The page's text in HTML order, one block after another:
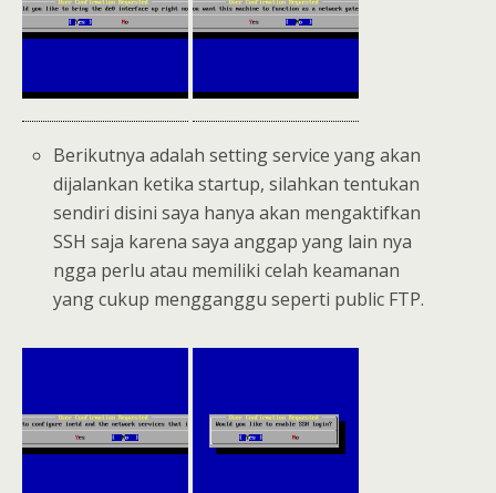
Berikutnya adalah setting service yang akan
dijalankan ketika startup, silahkan tentukan
sendiri disini saya hanya akan mengaktifkan
SSH saja karena saya anggap yang lain nya
ngga perlu atau memiliki celah keamanan
yang cukup mengganggu seperti public FTP.